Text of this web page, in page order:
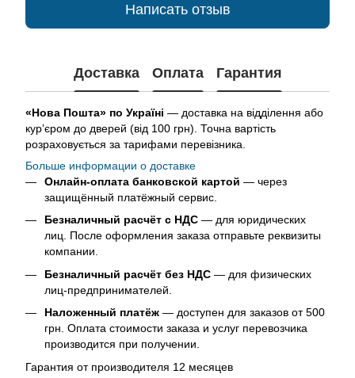
Написать отзыв
Доставка Оплата Гарантия
«Нова Пошта» по Україні — доставка на відділення або
кур’єром до дверей (від 100 грн). Точна вартість
розраховується за тарифами перевізника.
Больше информации о доставке
Онлайн-оплата банковской картой — через
защищённый платёжный сервис.
Безналичный расчёт с НДС — для юридических
лиц. После оформления заказа отправьте реквизиты
компании.
Безналичный расчёт без НДС — для физических
лиц-предпринимателей.
Наложенный платёж — доступен для заказов от 500
грн. Оплата стоимости заказа и услуг перевозчика
производится при получении.
Гарантия от производителя 12 месяцев